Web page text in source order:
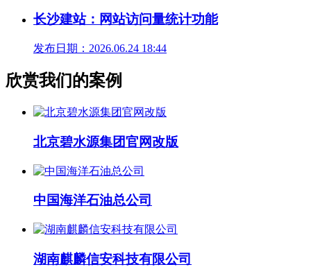
长沙建站：网站访问量统计功能
发布日期：2026.06.24 18:44
欣赏我们的案例
北京碧水源集团官网改版
中国海洋石油总公司
湖南麒麟信安科技有限公司